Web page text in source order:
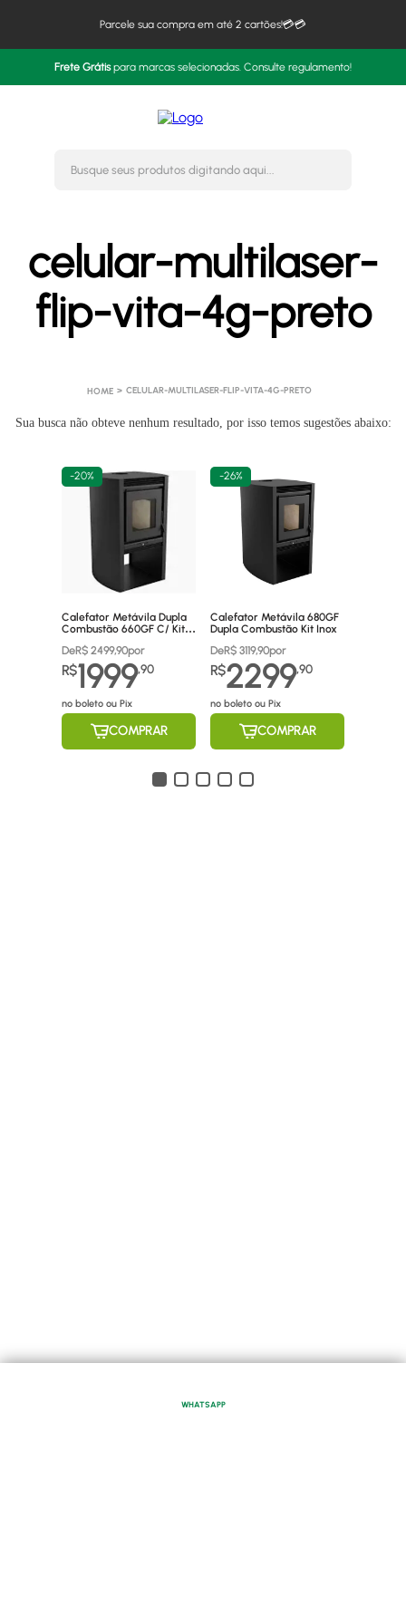
Parcele sua compra em até 2 cartões!💳💳
Frete Grátispara marcas selecionadas. Consulte regulamento!
Busque seus produtos
celular-multilaser-
flip-vita-4g-preto
CELULAR-MULTILASER-FLIP-VITA-4G-PRETO
Sua busca não obteve nenhum resultado, por isso temos sugestões abaixo:
-20%
Calefator Metávila Dupla
Combustão 660GF C/ Kit
DeR$ 2499,90por
R$1999,90
no boleto ou Pix
COMPRAR
-26%
Calefator Metávila 680GF
Dupla Combustão Kit Inox
DeR$ 3119,90por
R$2299,90
no boleto ou Pix
COMPRAR